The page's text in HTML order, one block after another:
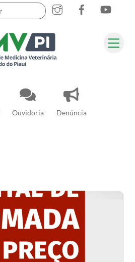
Ouvidoria Denúncia
InstagramFacebook